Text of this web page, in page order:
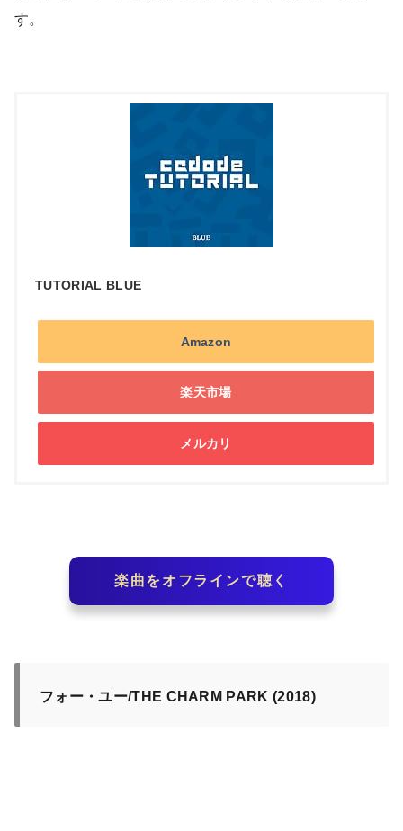
す。
TUTORIAL BLUE
Amazon
楽天市場
メルカリ
楽曲をオフラインで聴く
フォー・ユー/THE CHARM PARK (2018)